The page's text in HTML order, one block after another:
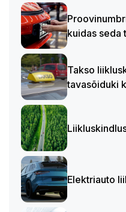
kuidas seda
Takso
tavasõiduki
Elektriauto